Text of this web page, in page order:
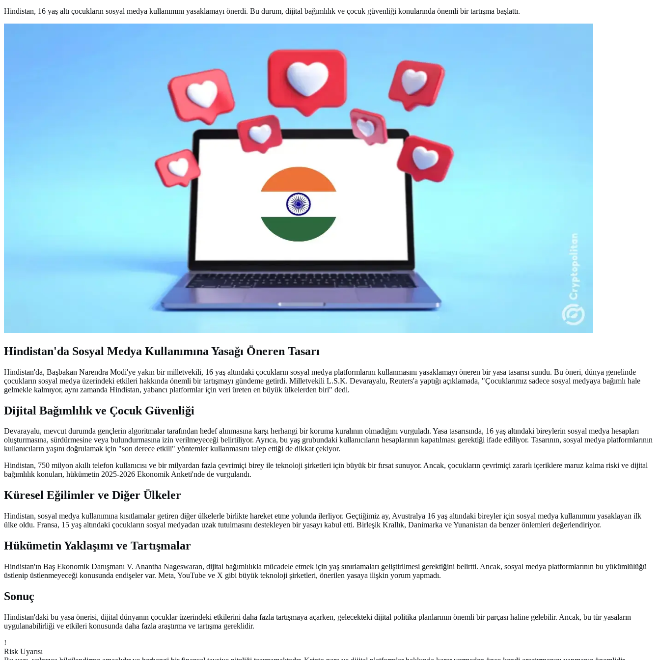
Hindistan, 16 yaş altı çocukların sosyal medya kullanımını yasaklamayı önerdi. Bu durum, dijital bağımlılık ve çocuk güvenliği konularında önemli bir tartışma başlattı.
Hindistan'da Sosyal Medya Kullanımına Yasağı Öneren Tasarı
Hindistan'da, Başbakan Narendra Modi'ye yakın bir milletvekili, 16 yaş altındaki çocukların sosyal medya platformlarını kullanmasını yasaklamayı öneren bir yasa tasarısı sundu. Bu öneri, dünya genelinde
çocukların sosyal medya üzerindeki etkileri hakkında önemli bir tartışmayı gündeme getirdi. Milletvekili L.S.K. Devarayalu, Reuters'a yaptığı açıklamada, "Çocuklarımız sadece sosyal medyaya bağımlı hale
gelmekle kalmıyor, aynı zamanda Hindistan, yabancı platformlar için veri üreten en büyük ülkelerden biri" dedi.
Dijital Bağımlılık ve Çocuk Güvenliği
Devarayalu, mevcut durumda gençlerin algoritmalar tarafından hedef alınmasına karşı herhangi bir koruma kuralının olmadığını vurguladı. Yasa tasarısında, 16 yaş altındaki bireylerin sosyal medya hesapları
oluşturmasına, sürdürmesine veya bulundurmasına izin verilmeyeceği belirtiliyor. Ayrıca, bu yaş grubundaki kullanıcıların hesaplarının kapatılması gerektiği ifade ediliyor. Tasarının, sosyal medya platformlarının
kullanıcıların yaşını doğrulamak için "son derece etkili" yöntemler kullanmasını talep ettiği de dikkat çekiyor.
Hindistan, 750 milyon akıllı telefon kullanıcısı ve bir milyardan fazla çevrimiçi birey ile teknoloji şirketleri için büyük bir fırsat sunuyor. Ancak, çocukların çevrimiçi zararlı içeriklere maruz kalma riski ve dijital
bağımlılık konuları, hükümetin 2025-2026 Ekonomik Anketi'nde de vurgulandı.
Küresel Eğilimler ve Diğer Ülkeler
Hindistan, sosyal medya kullanımına kısıtlamalar getiren diğer ülkelerle birlikte hareket etme yolunda ilerliyor. Geçtiğimiz ay, Avustralya 16 yaş altındaki bireyler için sosyal medya kullanımını yasaklayan ilk
ülke oldu. Fransa, 15 yaş altındaki çocukların sosyal medyadan uzak tutulmasını destekleyen bir yasayı kabul etti. Birleşik Krallık, Danimarka ve Yunanistan da benzer önlemleri değerlendiriyor.
Hükümetin Yaklaşımı ve Tartışmalar
Hindistan'ın Baş Ekonomik Danışmanı V. Anantha Nageswaran, dijital bağımlılıkla mücadele etmek için yaş sınırlamaları geliştirilmesi gerektiğini belirtti. Ancak, sosyal medya platformlarının bu yükümlülüğü
üstlenip üstlenmeyeceği konusunda endişeler var. Meta, YouTube ve X gibi büyük teknoloji şirketleri, önerilen yasaya ilişkin yorum yapmadı.
Sonuç
Hindistan'daki bu yasa önerisi, dijital dünyanın çocuklar üzerindeki etkilerini daha fazla tartışmaya açarken, gelecekteki dijital politika planlarının önemli bir parçası haline gelebilir. Ancak, bu tür yasaların
uygulanabilirliği ve etkileri konusunda daha fazla araştırma ve tartışma gereklidir.
!
Risk Uyarısı